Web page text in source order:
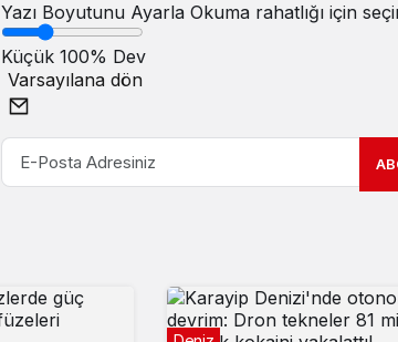
Yazı Boyutunu Ayarla Okuma rahatlığı için
Küçük 100% Dev
Varsayılana dön